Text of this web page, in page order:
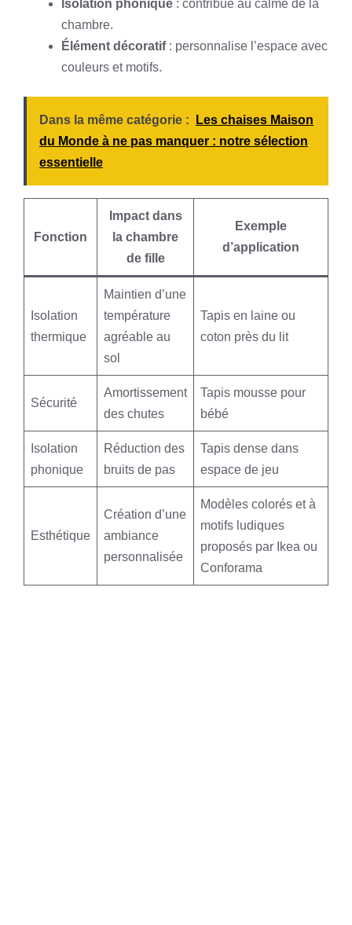
Isolation phonique : contribue au calme de la
chambre.
Élément décoratif: personnalise l’espace avec
couleurs et motifs.
Dans la même catégorie :
Les chaises Maison
du Monde à ne pas manquer : notre sélection
essentielle
Fonction
Impact dans
la chambre
de fille
Exemple
d’application
Isolation
thermique
Maintien d’une
température
agréable au
sol
Tapis en laine ou
coton près du lit
Sécurité
Amortissement
des chutes
Tapis mousse pour
bébé
Isolation
phonique
Réduction des
bruits de pas
Tapis dense dans
espace de jeu
Esthétique
Création d’une
ambiance
personnalisée
Modèles colorés et à
motifs ludiques
proposés par Ikea ou
Conforama